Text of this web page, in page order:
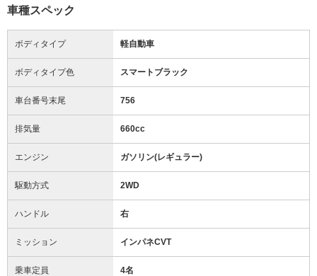
車種スペック
ボディタイプ 軽自動車
ボディタイプ色 スマートブラック
車台番号末尾 756
排気量 660cc
エンジン ガソリン(レギュラー)
駆動方式 2WD
ハンドル 右
ミッション インパネCVT
乗車定員 4名